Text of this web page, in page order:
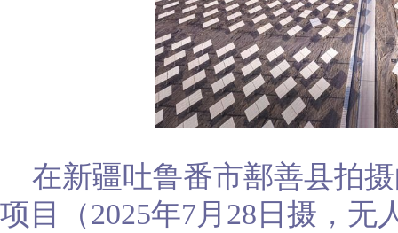
在新疆吐鲁番市鄯善县拍
项目（2025年7月28日摄，无